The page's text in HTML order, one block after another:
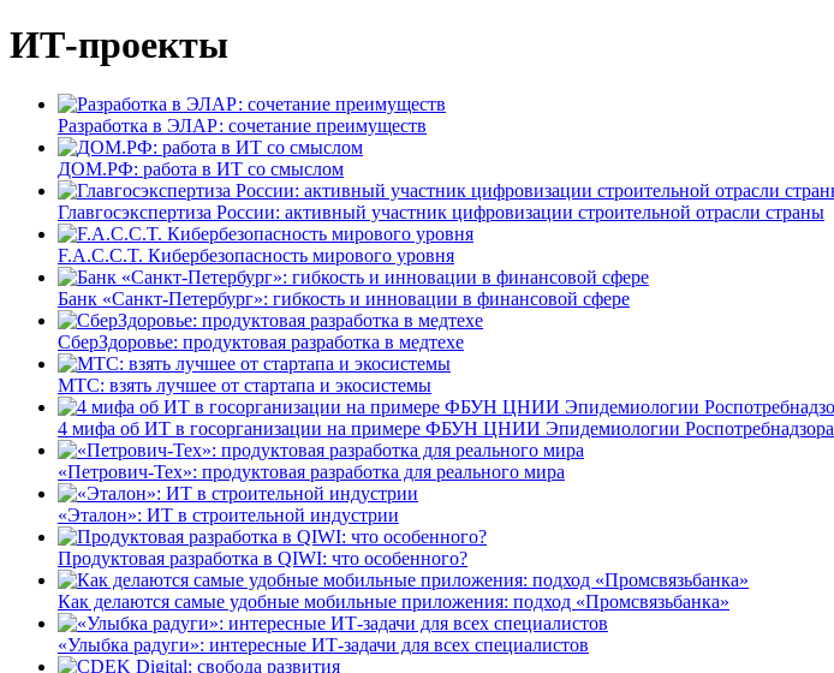
ИТ-проекты
Разработка в ЭЛАР: сочетание преимуществ
ДОМ.РФ: работа в ИТ со смыслом
Главгосэкспертиза России: активный участник цифровизации строительной отрасли страны
F.A.C.C.T. Кибербезопасность мирового уровня
Банк «Санкт-Петербург»: гибкость и инновации в финансовой сфере
СберЗдоровье: продуктовая разработка в медтехе
МТС: взять лучшее от стартапа и экосистемы
4 мифа об ИТ в госорганизации на примере ФБУН ЦНИИ Эпидемиологии Роспотребнадзора
«Петрович-Тех»: продуктовая разработка для реального мира
«Эталон»: ИТ в строительной индустрии
Продуктовая разработка в QIWI: что особенного?
Как делаются самые удобные мобильные приложения: подход «Промсвязьбанка»
«Улыбка радуги»: интересные ИТ-задачи для всех специалистов